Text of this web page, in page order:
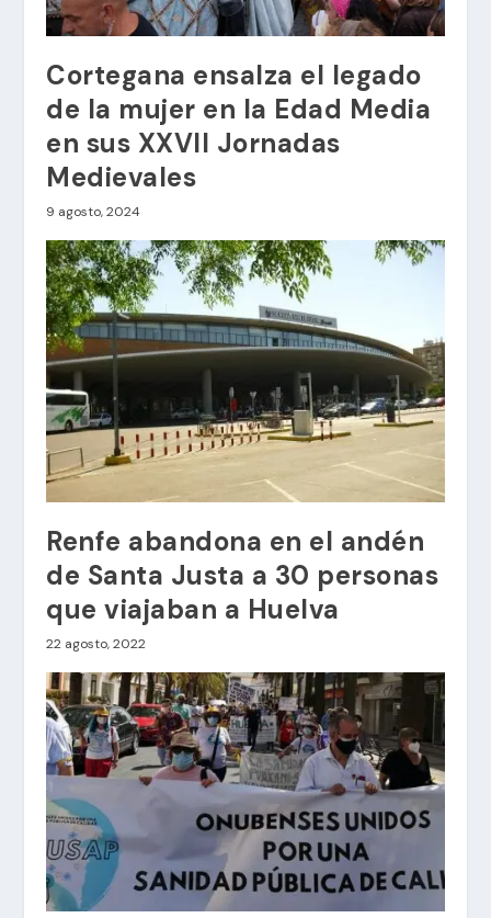
Cortegana ensalza el legado
de la mujer en la Edad Media
en sus XXVII Jornadas
Medievales
9 agosto, 2024
Renfe abandona en el andén
de Santa Justa a 30 personas
que viajaban a Huelva
22 agosto, 2022